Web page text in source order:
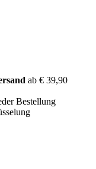
ab € 39,90
Bestellung